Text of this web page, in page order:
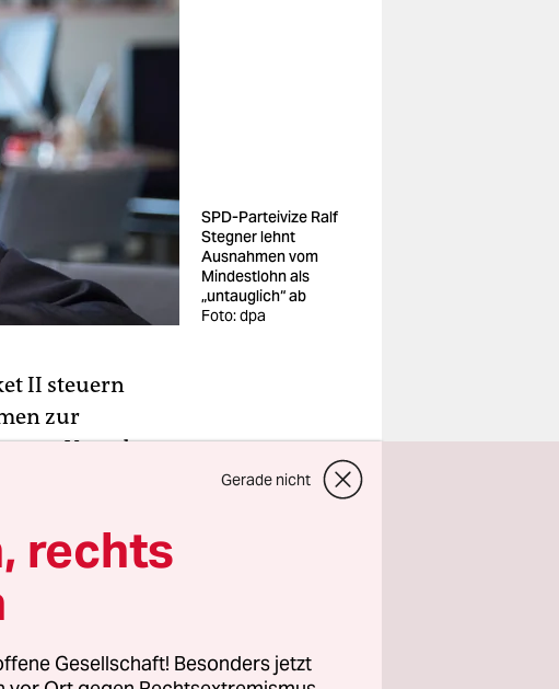
SPD-Parteivize Ralf
Stegner lehnt
Ausnahmen vom
Mindestlohn als
„untauglich“ ab
Foto: dpa
II steuern
zur
Vorgaben
eine
für ein
für ein
an diesem
Gerade nicht
rechts
Gesellschaft! Besonders jetzt